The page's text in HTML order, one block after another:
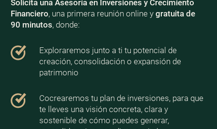
Solicita una Asesoría en Inversiones y Crecimiento
Financiero, una primera reunión online y gratuita de
90 minutos, donde:
Exploraremos junto a ti tu potencial de
creación, consolidación o expansión de
patrimonio
Cocrearemos tu plan de inversiones, para que
te lleves una visión concreta, clara y
sostenible de cómo puedes generar,